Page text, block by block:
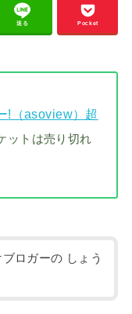
送る Pocket
!（asoview）超
ットは売り切れ
ロガーの しょう